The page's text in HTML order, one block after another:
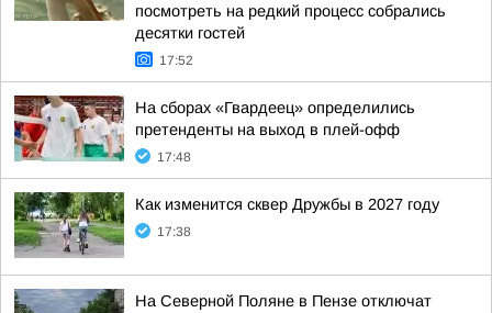
посмотреть на редкий процесс собрались
десятки гостей
17:52
На сборах «Гвардеец» определились
претенденты на выход в плей-офф
17:48
Как изменится сквер Дружбы в 2027 году
17:38
На Северной Поляне в Пензе отключат